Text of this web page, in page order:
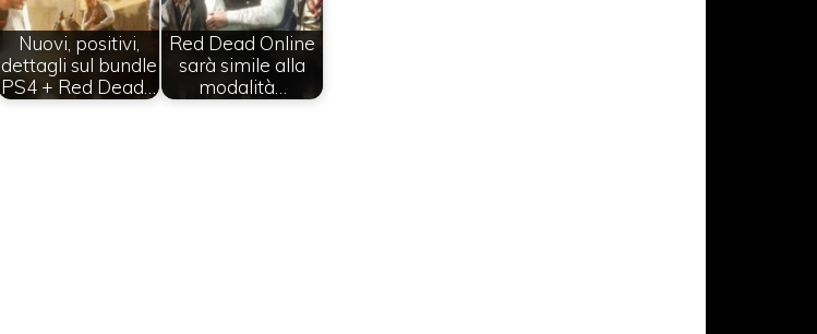
Nuovi, positivi,
dettagli sul bundle
PS4 + Red Dead…
Red Dead Online
sarà simile alla
modalità…